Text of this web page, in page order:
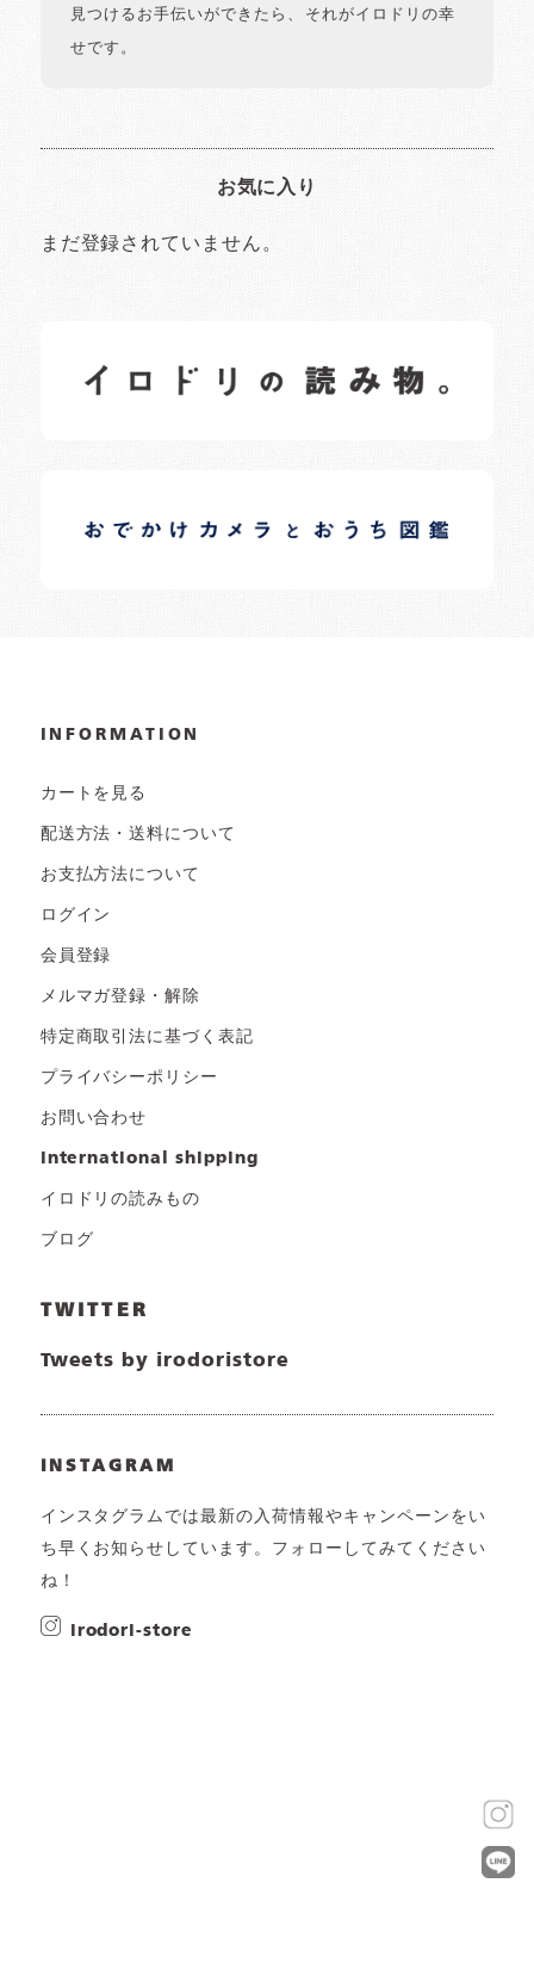
見つけるお手伝いができたら、それがイロドリの幸
せです。
お気に入り
まだ登録されていません。
日常の様子など随時更新中です。
日常の様子など随時更新中です。
INFORMATION
カートを見る
配送方法・送料について
お支払方法について
ログイン
会員登録
メルマガ登録・解除
特定商取引法に基づく表記
プライバシーポリシー
お問い合わせ
international shipping
イロドリの読みもの
ブログ
TWITTER
Tweets by irodoristore
INSTAGRAM
インスタグラムでは最新の入荷情報やキャンペーンをい
ち早くお知らせしています。フォローしてみてください
ね！
irodori-store